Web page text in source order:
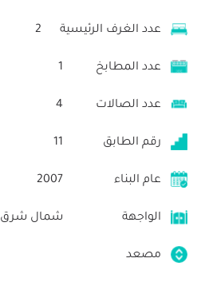
عدد الغرف الرئيسية 2
عدد المطابخ 1
عدد الصالات 4
رقم الطابق 11
عام البناء 2007
الواجهة شمال شرق
مصعد